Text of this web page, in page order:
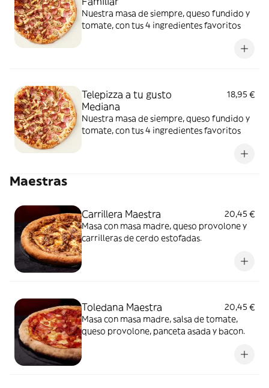
Nuestra masa de siempre, queso fundido y
tomate, con tus 4 ingredientes favoritos
Telepizza a tu gusto
Mediana
18,95 €
Nuestra masa de siempre, queso fundido y
tomate, con tus 4 ingredientes favoritos
Maestras
Carrillera Maestra
20,45 €
Masa con masa madre, queso provolone y
carrilleras de cerdo estofadas.
Toledana Maestra
20,45 €
Masa con masa madre, salsa de tomate,
queso provolone, panceta asada y bacon.